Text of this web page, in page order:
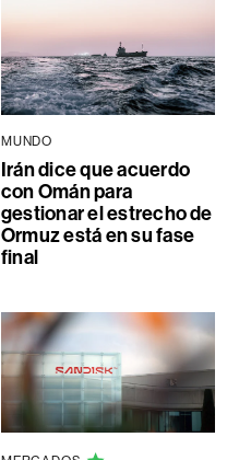
MUNDO
Irán dice que acuerdo
con Omán para
gestionar el estrecho de
Ormuz está en su fase
final